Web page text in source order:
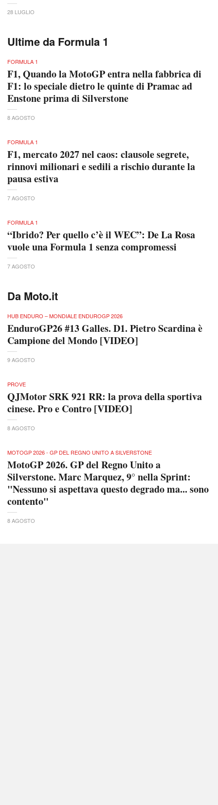
28 LUGLIO
Ultime da Formula 1
FORMULA 1
F1, Quando la MotoGP entra nella fabbrica di
F1: lo speciale dietro le quinte di Pramac ad
Enstone prima di Silverstone
8 AGOSTO
FORMULA 1
F1, mercato 2027 nel caos: clausole segrete,
rinnovi milionari e sedili a rischio durante la
pausa estiva
7 AGOSTO
FORMULA 1
“Ibrido? Per quello c’è il WEC”: De La Rosa
vuole una Formula 1 senza compromessi
7 AGOSTO
Da Moto.it
HUB ENDURO – MONDIALE ENDUROGP 2026
EnduroGP26 #13 Galles. D1. Pietro Scardina è
Campione del Mondo [VIDEO]
9 AGOSTO
PROVE
QJMotor SRK 921 RR: la prova della sportiva
cinese. Pro e Contro [VIDEO]
8 AGOSTO
MOTOGP 2026 - GP DEL REGNO UNITO A SILVERSTONE
MotoGP 2026. GP del Regno Unito a
Silverstone. Marc Marquez, 9° nella Sprint:
"Nessuno si aspettava questo degrado ma... sono
contento"
8 AGOSTO